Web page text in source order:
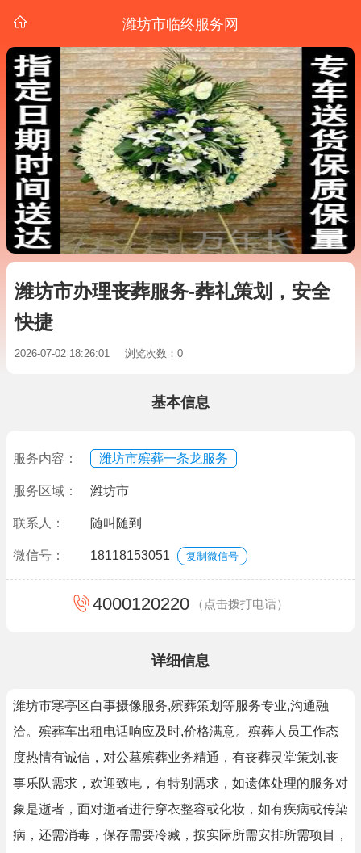
潍坊市临终服务网
潍坊市办理丧葬服务-葬礼策划，安全
快捷
2026-07-02 18:26:01 浏览次数：0
基本信息
服务内容： 潍坊市殡葬一条龙服务
服务区域： 潍坊市
联系人： 随叫随到
微信号： 18118153051 复制微信号
4000120220 （点击拨打电话）
详细信息
潍坊市寒亭区白事摄像服务,殡葬策划等服务专业,沟通融
洽。殡葬车出租电话响应及时,价格满意。殡葬人员工作态
度热情有诚信，对公墓殡葬业务精通，有丧葬灵堂策划,丧
事乐队需求，欢迎致电，有特别需求，如遗体处理的服务对
象是逝者，面对逝者进行穿衣整容或化妆，如有疾病或传染
病，还需消毒，保存需要冷藏，按实际所需安排所需项目，